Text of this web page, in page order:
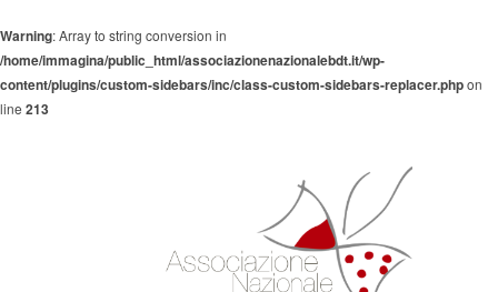
Warning: Array to string conversion in
/home/immagina/public_html/associazionenazionalebdt.it/wp-
content/plugins/custom-sidebars/inc/class-custom-sidebars-replacer.phpon
line 213